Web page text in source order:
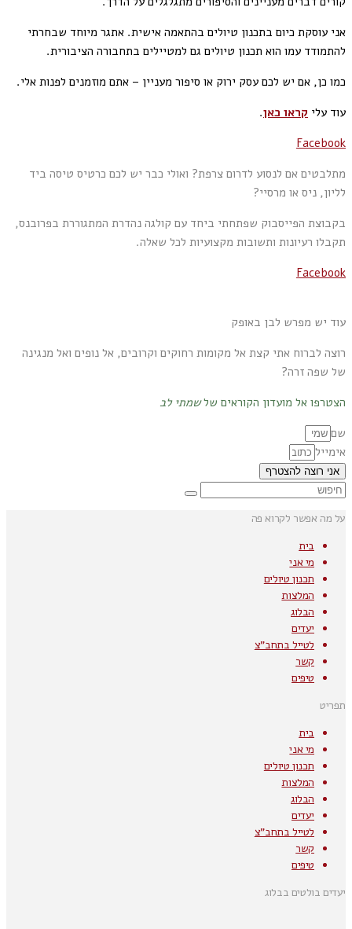
אני עוסקת כיום בתכנון טיולים בהתאמה אישית. אתגר מיוחד שבחרתי
להתמודד עמו הוא תכנון טיולים גם למטיילים בתחבורה הציבורית.
כמו כן, אם יש לכם עסק ירוק או סיפור מעניין – אתם מוזמנים לפנות אלי.
עוד עלי קראו כאן.
Facebook
מתלבטים אם לנסוע לדרום צרפת? ואולי כבר יש לכם כרטיס טיסה ביד
לליון, ניס או מרסיי?
בקבוצת הפייסבוק שפתחתי ביחד עם קולגה נהדרת המתגוררת בפרובנס,
תקבלו רעיונות ותשובות מקצועיות לכל שאלה.
Facebook
עוד יש מפרש לבן באופק
רוצה לברוח אתי קצת אל מקומות רחוקים וקרובים, אל נופים ואל מנגינה
של שפה זרה?
הצטרפו אל מועדון הקוראים שלשמתי לב
שם
אימייל
אני רוצה להצטרף
על מה אפשר לקרוא פה
בית
מי אני
תכנון טיולים
המלצות
הבלוג
יעדים
לטייל בתחב"צ
קשר
טיפים
תפריט
בית
מי אני
תכנון טיולים
המלצות
הבלוג
יעדים
לטייל בתחב"צ
קשר
טיפים
יעדים בולטים בבלוג